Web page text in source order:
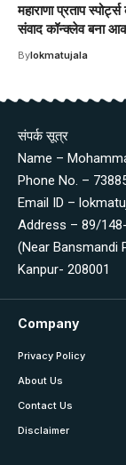
महाराणा प्रताप
संवाद कॉन्क्लेव बना
Bylokmatujala
संपर्क सूत्र
Name –
Phone No. –
Email ID –
Address – 89/
(Near Bansmandi
Kanpur- 208001
Company
Privacy Policy
About Us
Contact Us
Disclaimer